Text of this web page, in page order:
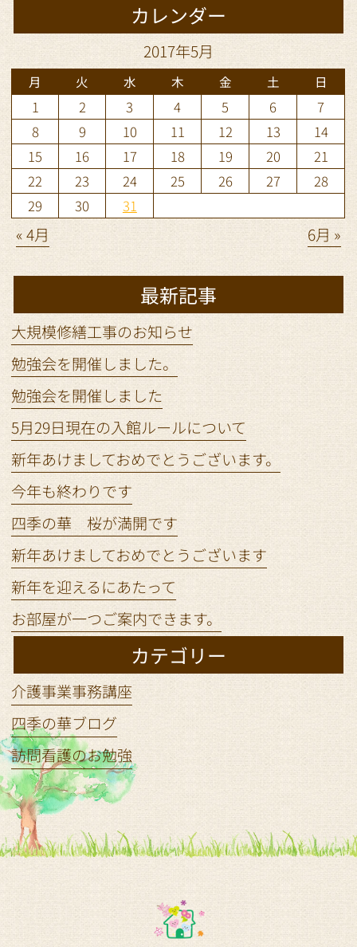
カレンダー
2017年5月
月 火 水 木 金 土 日
1 2 3 4 5 6
7
8
9 10 11 12 13
14
15
16 17 18 19 20
21
22
23 24 25 26 27
28
29
30 31
« 4月 6月 »
最新記事
大規模修繕工事のお知らせ
勉強会を開催しました。
勉強会を開催しました
5月29日現在の入館ルールについて
新年あけましておめでとうございます。
今年も終わりです
四季の華 桜が満開です
新年あけましておめでとうございます
新年を迎えるにあたって
お部屋が一つご案内できます。
カテゴリー
介護事業事務講座
四季の華ブログ
訪問看護のお勉強